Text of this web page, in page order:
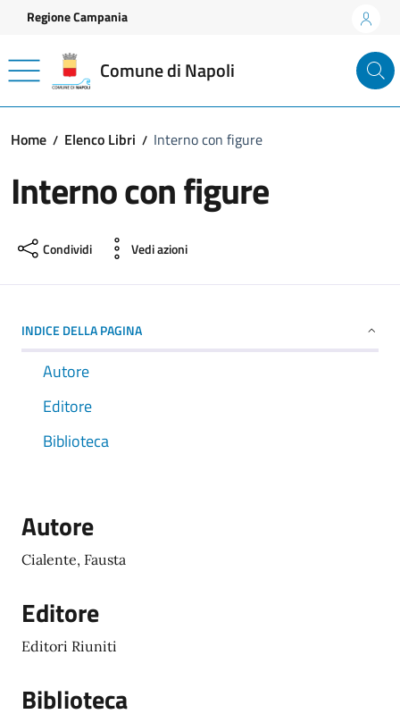
Vai ai contenuti
Vai al footer
Regione Campania
Comune di Napoli
Home Elenco Libri Interno con figure
Interno con figure
Condividi Vedi azioni
INDICE DELLA PAGINA
Autore
Editore
Biblioteca
Autore
Cialente, Fausta
Editore
Editori Riuniti
Biblioteca